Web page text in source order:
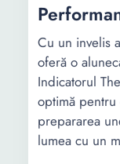
Cu un invelis
oferă o
Indicatorul
optimă
prepararea
lumea cu un